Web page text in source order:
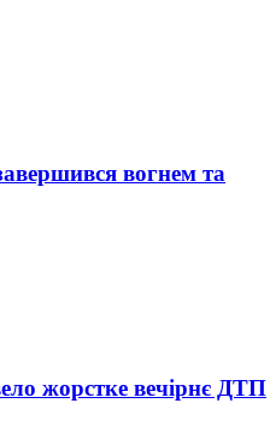
вогнем та
жорстке вечірнє ДТП